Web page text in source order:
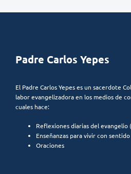
Padre Carlos Yepes
El Padre Carlos Yepes es un sacerdote
labor evangelizadora en los medios de
cuales hace:
Reflexiones diarias del evangelio
Enseñanzas para vivir con sentido
Oraciones